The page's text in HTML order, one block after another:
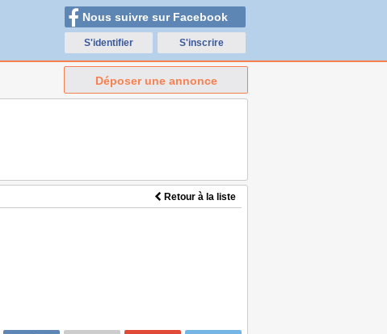
Nous suivre sur Facebook
S'identifier S'inscrire
Déposer une annonce
Retour à la liste